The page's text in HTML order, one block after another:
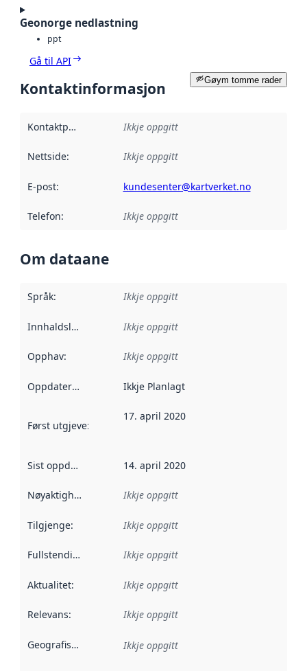
Geonorge nedlastning
ppt
Gå til API
Gøym tomme rader
Kontaktinformasjon
Kontaktpunkt Ikkje oppgitt
Nettside: Ikkje oppgitt
E-post: kundesenter@kartverket.no
Telefon: Ikkje oppgitt
Om dataane
Språk: Ikkje oppgitt
Innhaldsleverandørar :
Ikkje oppgitt
Opphav: Ikkje oppgitt
Oppdateringsfrekvens :
Ikkje Planlagt
Først utgjeve: Denne datoen seier når dataa i dette
17. april 2020
Sist oppdatert 14. april 2020
Nøyaktigheit Ikkje oppgitt
Tilgjenge: Ikkje oppgitt
Fullstendigheit Ikkje oppgitt
Aktualitet: Ikkje oppgitt
Relevans: Ikkje oppgitt
Geografisk område Ikkje oppgitt